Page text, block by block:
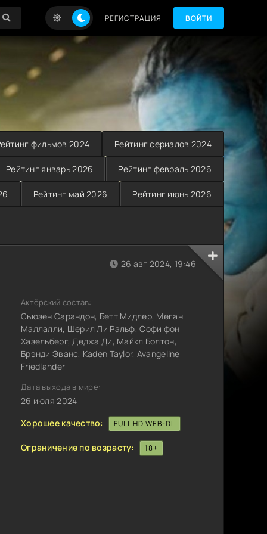
РЕГИСТРАЦИЯ ВОЙТИ
фильмов 2024 Рейтинг сериалов 2024
Рейтинг январь 2026 Рейтинг февраль 2026
Рейтинг май 2026 Рейтинг июнь 2026
26 авг 2024, 19:46
Актёрский состав:
Сьюзен Сарандон, Бетт Мидлер, Меган
Маллалли, Шерил Ли Ральф, Софи фон
Хазельберг, Деджа Ди, Майкл Болтон,
Брэнди Эванс, Kaden Taylor, Avangeline
Friedlander
Дата выхода в мире:
26 июля 2024
Хорошее качество:
FULL HD WEB-DL
Ограничение по возрасту: 18+